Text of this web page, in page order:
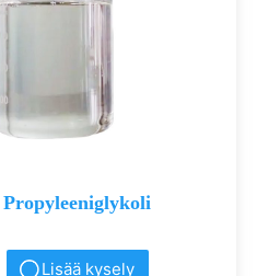
Propyleeniglykoli
Lisää kysely